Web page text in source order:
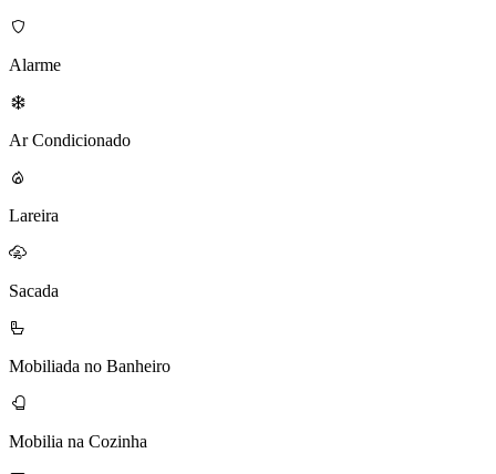
Alarme
Ar Condicionado
Lareira
Sacada
Mobiliada no Banheiro
Mobilia na Cozinha